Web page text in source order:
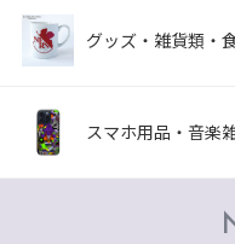
グッズ・雑貨類・
スマホ用品・音楽